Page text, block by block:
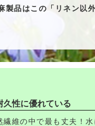
品はこの「リネン以外
久性に優れている
繊維の中で最も丈夫！